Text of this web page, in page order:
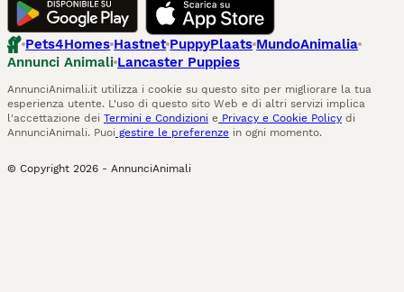
Pets4Homes Hastnet PuppyPlaats MundoAnimalia
Annunci Animali Lancaster Puppies
AnnunciAnimali.it utilizza i cookie su questo sito per migliorare la tua
esperienza utente. L'uso di questo sito Web e di altri servizi implica
l'accettazione dei Termini e Condizioni e Privacy e Cookie Policy di
AnnunciAnimali. Puoi gestire le preferenze in ogni momento.
© Copyright 2026 - AnnunciAnimali